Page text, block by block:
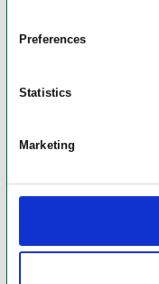
Preferences
Statistics
Marketing